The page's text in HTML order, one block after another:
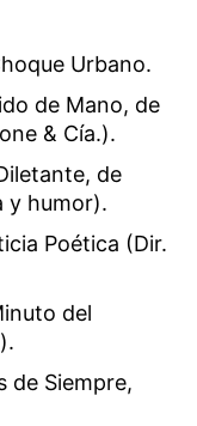
Urbano.
de Mano, de
& Cía.).
de
y humor).
Poética (Dir.
del
de Siempre,